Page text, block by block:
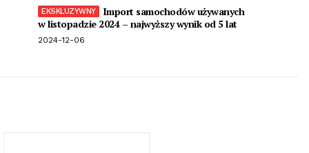
Import samochodów używanych
w listopadzie 2024 – najwyższy wynik od 5 lat
2024-12-06